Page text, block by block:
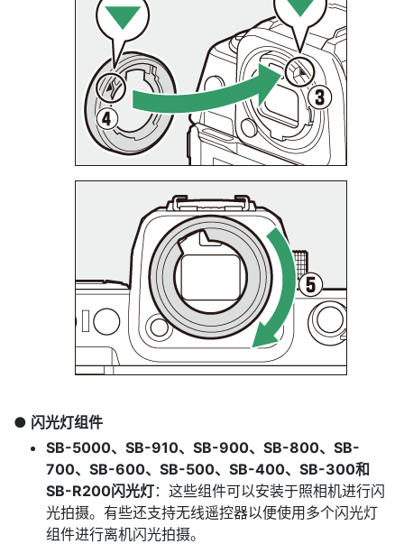
闪光灯组件
SB-5000、SB-910、SB-900、SB-800、SB-
700、SB-600、SB-500、SB-400、SB-300和
SB-R200闪光灯：这些组件可以安装于照相机进行闪
光拍摄。有些还支持无线遥控器以便使用多个闪光灯
组件进行离机闪光拍摄。